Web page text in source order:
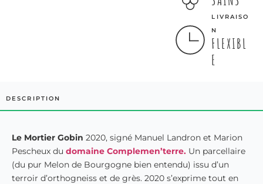
LIVRAISO
N
FLEXIBL
E
DESCRIPTION
Le Mortier Gobin 2020, signé Manuel Landron et Marion
Pescheux du domaine Complemen’terre. Un parcellaire
(du pur Melon de Bourgogne bien entendu) issu d’un
terroir d’orthogneiss et de grès. 2020 s’exprime tout en